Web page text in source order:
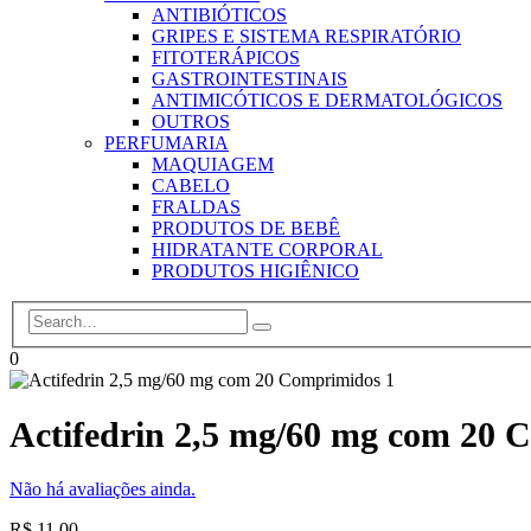
ANTIBIÓTICOS
GRIPES E SISTEMA RESPIRATÓRIO
FITOTERÁPICOS
GASTROINTESTINAIS
ANTIMICÓTICOS E DERMATOLÓGICOS
OUTROS
PERFUMARIA
MAQUIAGEM
CABELO
FRALDAS
PRODUTOS DE BEBÊ
HIDRATANTE CORPORAL
PRODUTOS HIGIÊNICO
0
Actifedrin 2,5 mg/60 mg com 20
Não há avaliações ainda.